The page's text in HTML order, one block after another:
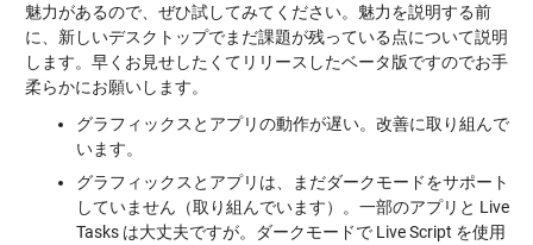
魅力があるので、ぜひ試してみてください。魅力を説明する前
に、新しいデスクトップでまだ課題が残っている点について説明
します。早くお見せしたくてリリースしたベータ版ですのでお手
柔らかにお願いします。
グラフィックスとアプリの動作が遅い。改善に取り組んで
います。
グラフィックスとアプリは、まだダークモードをサポート
していません（取り組んでいます）。一部のアプリと Live
Tasks は大丈夫ですが。ダークモードで Live Script を使用